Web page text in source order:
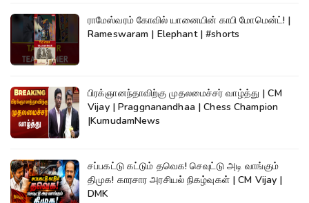
ராமேஸ்வரம் கோவில் யானையின் காபி மோமென்ட்! |
Rameswaram | Elephant | #shorts
பிரக்ஞானந்தாவிற்கு முதலமைச்சர் வாழ்த்து | CM
Vijay | Praggnanandhaa | Chess Champion
|KumudamNews
சப்பகட்டு கட்டும் தவெக! செவுட்டு அடி வாங்கும்
திமுக! காரசார அரசியல் நிகழ்வுகள் | CM Vijay |
DMK